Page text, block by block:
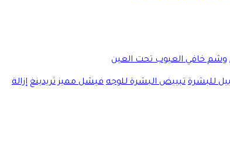
وشم خافي العيوب تحت العين
للبشرة تبييض البشرة للوجه فيشل مميز ثريدينغ إزالة